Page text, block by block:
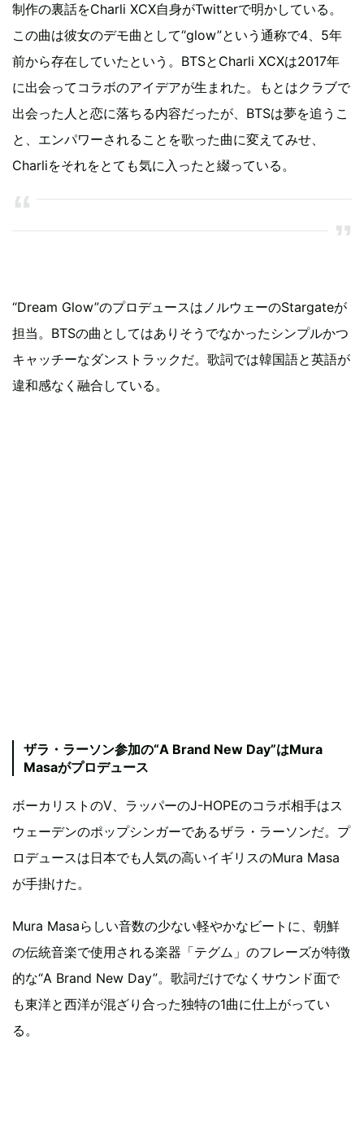
制作の裏話をCharli XCX自身がTwitterで明かしている。
この曲は彼女のデモ曲として“glow”という通称で4、5年
前から存在していたという。BTSとCharli XCXは2017年
に出会ってコラボのアイデアが生まれた。もとはクラブで
出会った人と恋に落ちる内容だったが、BTSは夢を追うこ
と、エンパワーされることを歌った曲に変えてみせ、
Charliをそれをとても気に入ったと綴っている。
“Dream Glow”のプロデュースはノルウェーのStargateが
担当。BTSの曲としてはありそうでなかったシンプルかつ
キャッチーなダンストラックだ。歌詞では韓国語と英語が
違和感なく融合している。
ザラ・ラーソン参加の“A Brand New Day”はMura
Masaがプロデュース
ボーカリストのV、ラッパーのJ-HOPEのコラボ相手はス
ウェーデンのポップシンガーであるザラ・ラーソンだ。プ
ロデュースは日本でも人気の高いイギリスのMura Masa
が手掛けた。
Mura Masaらしい音数の少ない軽やかなビートに、朝鮮
の伝統音楽で使用される楽器「テグム」のフレーズが特徴
的な“A Brand New Day”。歌詞だけでなくサウンド面で
も東洋と西洋が混ざり合った独特の1曲に仕上がってい
る。